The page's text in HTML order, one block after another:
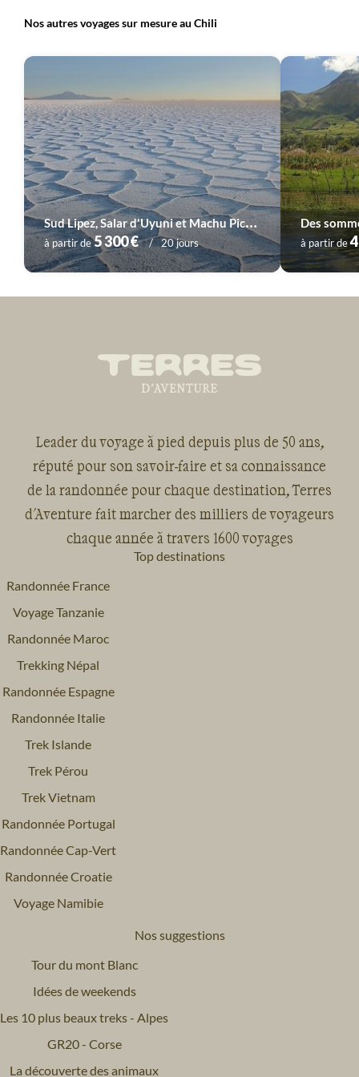
Nos autres voyages sur mesure au Chili
S
ud Lipez, Salar d'Uyuni et Machu Picchu
à partir de5 300 € 20 jours
Des
à partir de
Leader du voyage à pied depuis plus de 50 ans,
réputé pour son savoir-faire et sa connaissance
de la randonnée pour chaque destination, Terres
d'Aventure fait marcher des milliers de voyageurs
chaque année à travers 1600 voyages
Top destinations
Randonnée France
Voyage Tanzanie
Randonnée Maroc
Trekking Népal
Randonnée Espagne
Randonnée Italie
Trek Islande
Trek Pérou
Trek Vietnam
Randonnée Portugal
Randonnée Cap-Vert
Randonnée Croatie
Voyage Namibie
Nos suggestions
Tour du mont Blanc
Idées de weekends
Les 10 plus beaux treks - Alpes
GR20 - Corse
La découverte des animaux